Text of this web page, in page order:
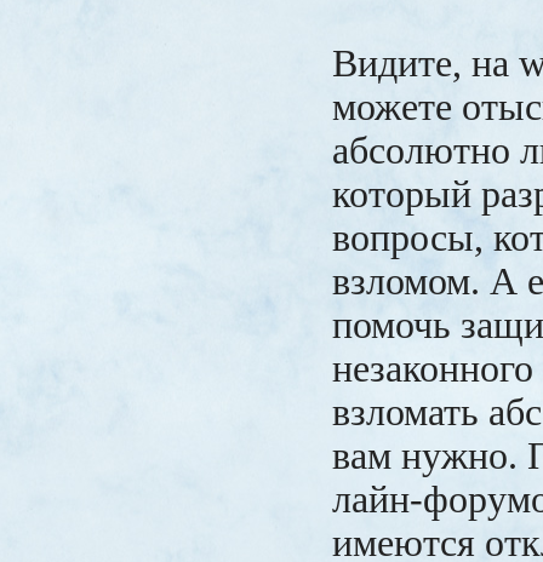
Видите, на
можете
абсолютно
который
вопросы,
взломом. А
помочь
взломать
вам нужно.
лайн-
имеются